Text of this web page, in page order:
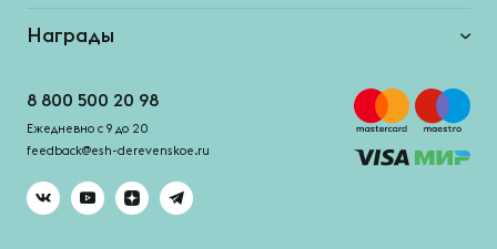
Награды
8 800 500 20 98
Ежедневно с 9 до 20
feedback@esh-derevenskoe.ru